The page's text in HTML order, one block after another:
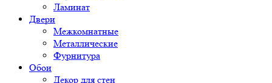
Ламинат
Двери
Межкомнатные
Металлические
Фурнитура
Обои
Декор для стен